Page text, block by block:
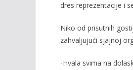
dres reprezentacije i
Niko od prisutnih
zahvaljujući sjajnoj
-Hvala svima na